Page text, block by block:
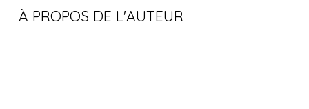
À PROPOS DE L'AUTEUR